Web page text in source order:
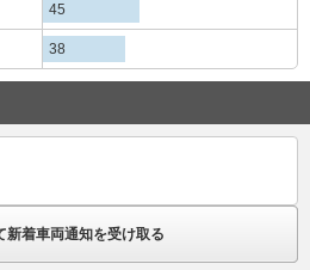
45
38
新着車両通知を受け取る